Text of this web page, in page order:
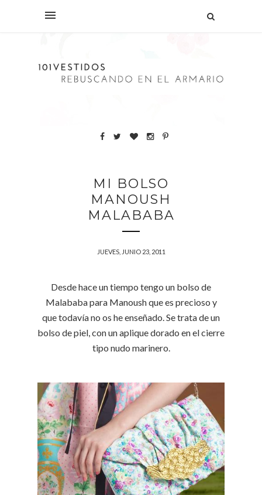
MI BOLSO
MANOUSH
MALABABA
JUEVES, JUNIO 23, 2011
Desde hace un tiempo tengo un bolso de
Malababa para Manoush que es precioso y
que todavía no os he enseñado. Se trata de un
bolso de piel, con un aplique dorado en el cierre
tipo nudo marinero.